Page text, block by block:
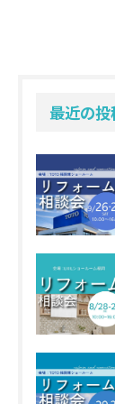
最近の投